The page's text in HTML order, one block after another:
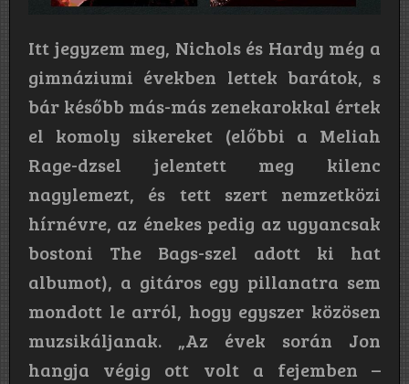
Itt jegyzem meg, Nichols és Hardy még a
gimnáziumi években lettek barátok, s
bár később más-más zenekarokkal értek
el komoly sikereket (előbbi a Meliah
Rage-dzsel jelentett meg kilenc
nagylemezt, és tett szert nemzetközi
hírnévre, az énekes pedig az ugyancsak
bostoni The Bags-szel adott ki hat
albumot), a gitáros egy pillanatra sem
mondott le arról, hogy egyszer közösen
muzsikáljanak. „Az évek során Jon
hangja végig ott volt a fejemben –